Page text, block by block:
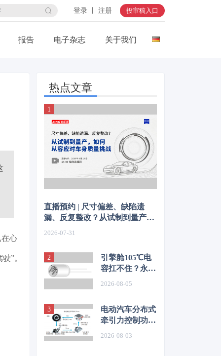
登录 丨 注册 投审稿入口
报告 电子杂志 关于我们
心
”。
热点文章
直播预约 | 尺寸偏差、缺陷遗
漏、反复整改？从试制到量产，
2026-07-31
引擎舱105℃电
容扛不住？永铭
扇高温振动失效
难题
2026-08-05
电动汽车分布式
牵引力控制功能
2026-08-03